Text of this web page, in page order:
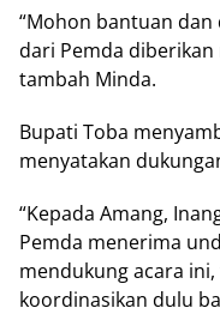
“Mohon bantuan dan
dari Pemda diberikan
tambah Minda.
Bupati Toba
menyatakan
“Kepada Amang,
Pemda menerima
mendukung acara
koordinasikan dulu